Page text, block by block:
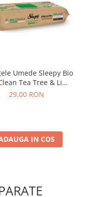
Umede Sleepy Bio
Tea Tree & Lime
50 Buc
29,00 RON
IN COS